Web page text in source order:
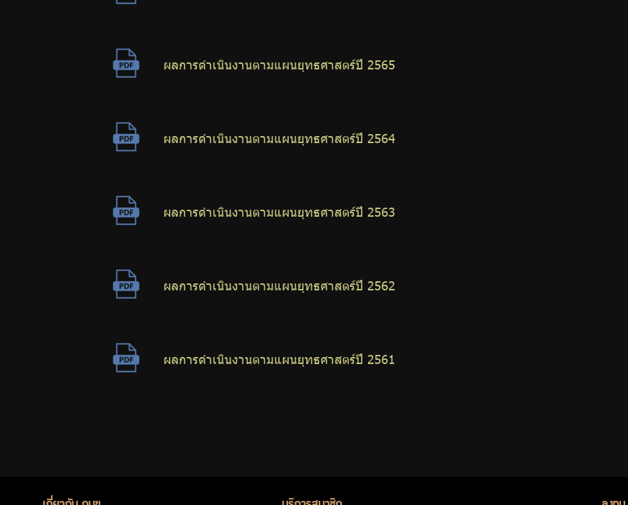
ผลการดำเนินงานตามแผนยุทธศาสตร์ปี 2565
ผลการดำเนินงานตามแผนยุทธศาสตร์ปี 2564
ผลการดำเนินงานตามแผนยุทธศาสตร์ปี 2563
ผลการดำเนินงานตามแผนยุทธศาสตร์ปี 2562
ผลการดำเนินงานตามแผนยุทธศาสตร์ปี 2561